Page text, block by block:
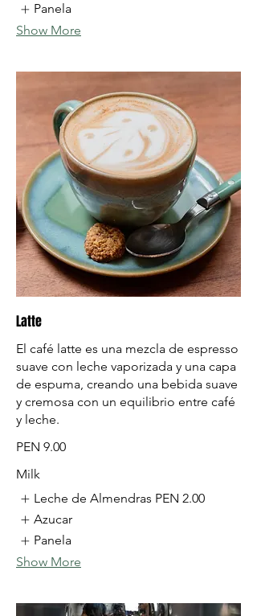
Panela
Show More
Latte
El café latte es una mezcla de espresso
suave con leche vaporizada y una capa
de espuma, creando una bebida suave
y cremosa con un equilibrio entre café
y leche.
PEN 9.00
Milk
Leche de Almendras PEN 2.00
Azucar
Panela
Show More